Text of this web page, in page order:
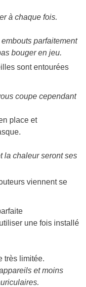
à chaque fois.
parfaitement
bouger en jeu.
sont entourées
coupe cependant
place et
la chaleur seront ses
viennent se
une fois installé
très limitée.
et moins